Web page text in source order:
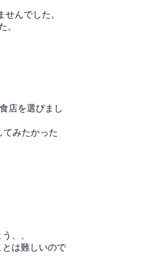
んでした。
。
店を選びまし
みたかった
、、
は難しいので